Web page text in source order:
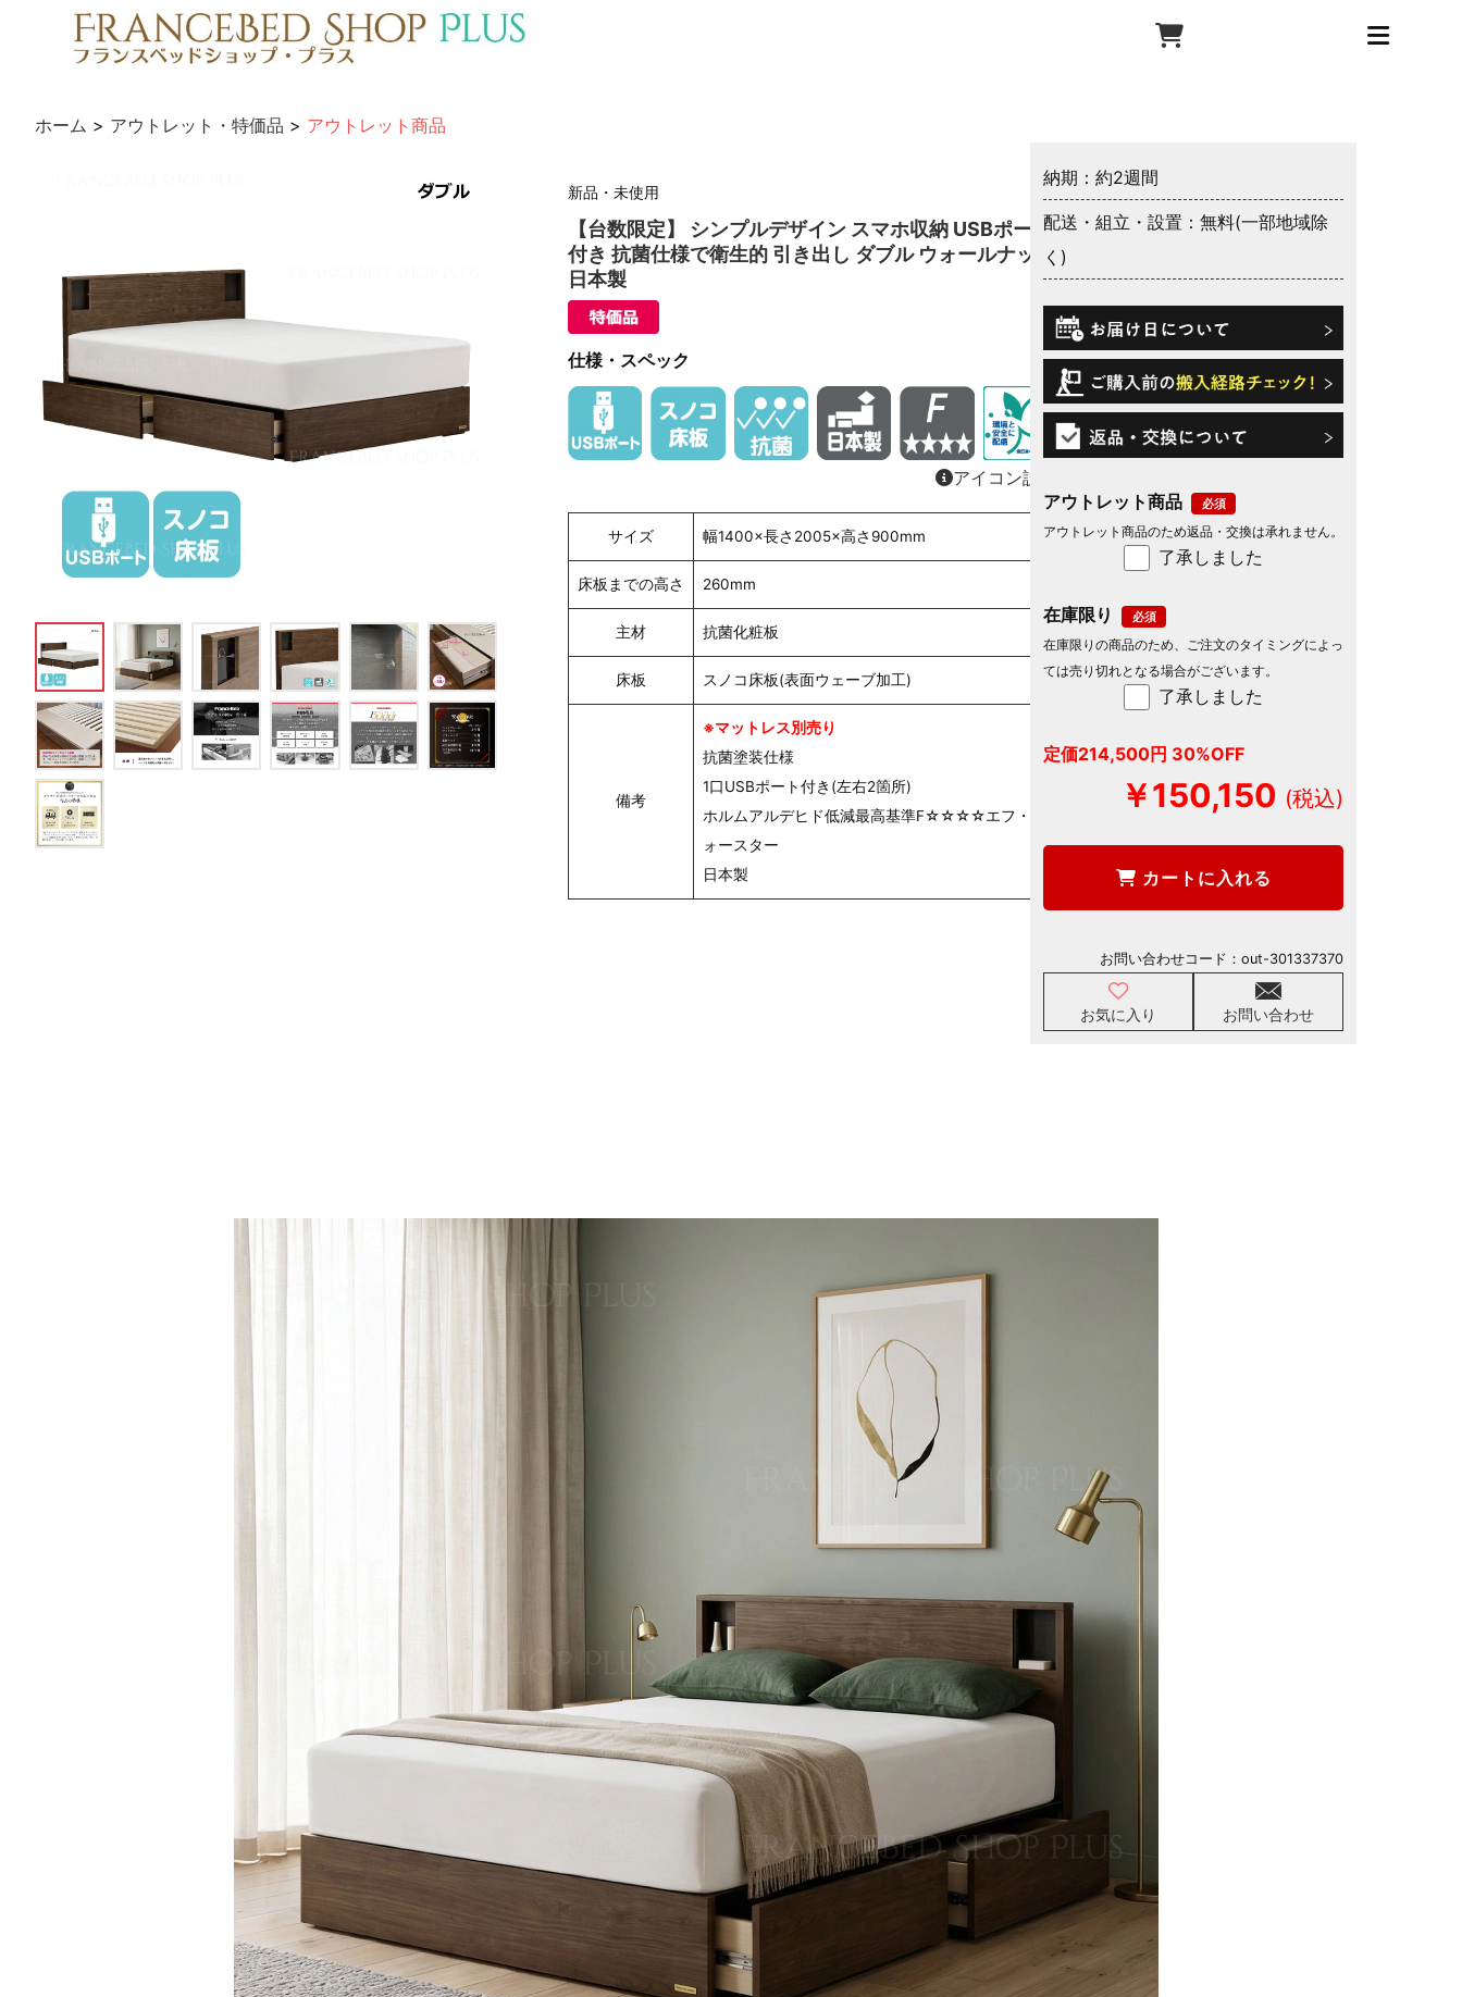
ホーム > アウトレット・特価品 > アウトレット商品
新品・未使用
【台数限定】 シンプルデザイン スマホ収納 USBポート
付き 抗菌仕様で衛生的 引き出し ダブル ウォールナット
日本製
仕様・スペック
アイコン説明
サイズ 幅1400×長さ2005×高さ900mm
床板までの高さ 260mm
主材 抗菌化粧板
床板 スノコ床板(表面ウェーブ加工)
備考
※マットレス別売り
抗菌塗装仕様
1口USBポート付き(左右2箇所)
ホルムアルデヒド低減最高基準F☆☆☆☆エフ・フ
ォースター
日本製
納期：約2週間
配送・組立・設置：無料(一部地域除
く)
アウトレット商品
了承しました
アウトレット商品のため返品・交換は承れません。
在庫限り
了承しました
在庫限りの商品のため、ご注文のタイミングによっ
ては売り切れとなる場合がございます。
定価214,500円 30%OFF
￥150,150
カートに入れる
お気に入り お問い合わせ
お問い合わせコード： out-301337370